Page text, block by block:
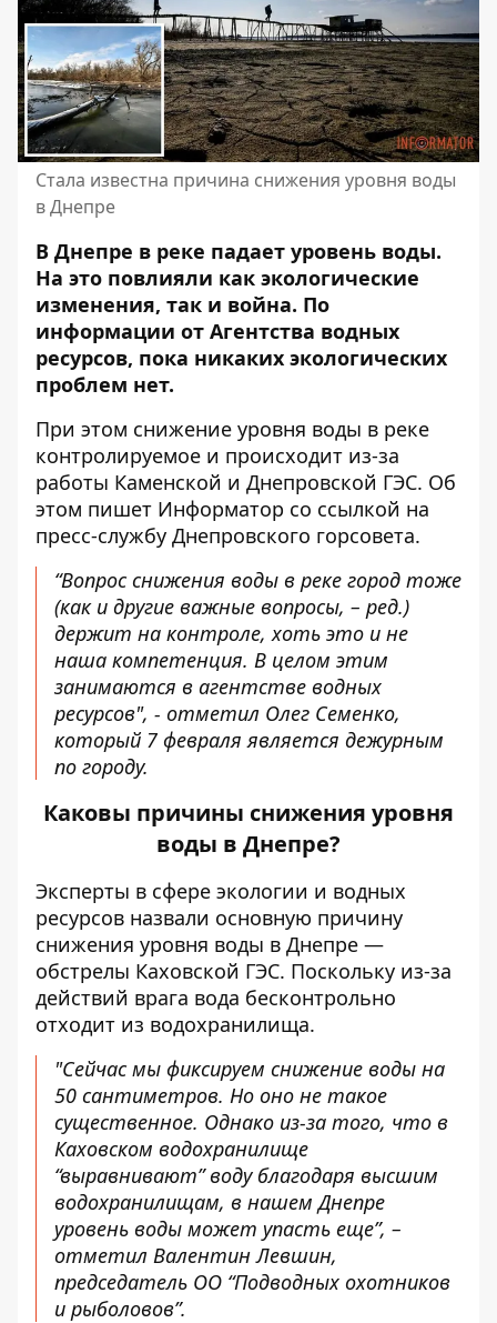
Стала известна причина снижения уровня воды
в Днепре
В Днепре в реке падает уровень воды.
На это повлияли как экологические
изменения, так и война. По
информации от Агентства водных
ресурсов, пока никаких экологических
проблем нет.
При этом снижение уровня воды в реке
контролируемое и происходит из-за
работы Каменской и Днепровской ГЭС. Об
этом пишет Информатор со ссылкой на
пресс-службу Днепровского горсовета.
“Вопрос снижения воды в реке город тоже
(как и другие важные вопросы, – ред.)
держит на контроле, хоть это и не
наша компетенция. В целом этим
занимаются в агентстве водных
ресурсов", - отметил Олег Семенко,
который 7 февраля является дежурным
по городу.
Каковы причины снижения уровня
воды в Днепре?
Эксперты в сфере экологии и водных
ресурсов назвали основную причину
снижения уровня воды в Днепре —
обстрелы Каховской ГЭС. Поскольку из-за
действий врага вода бесконтрольно
отходит из водохранилища.
"Сейчас мы фиксируем снижение воды на
50 сантиметров. Но оно не такое
существенное. Однако из-за того, что в
Каховском водохранилище
“выравнивают” воду благодаря высшим
водохранилищам, в нашем Днепре
уровень воды может упасть еще”, –
отметил Валентин Левшин,
председатель ОО “Подводных охотников
и рыболовов”.